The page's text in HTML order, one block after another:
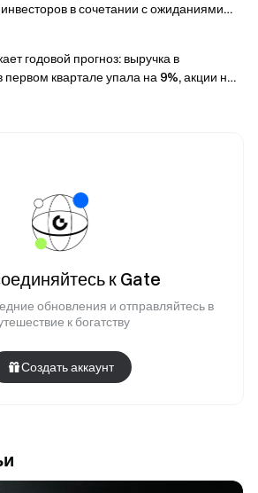
в сочетании с ожиданиями
стейкинга поддержали умеренный
годовой прогноз: выручка в
квартале упала на 9%, акции на
на 4,84%
к Gate
обновления и отправляйтесь в
к богатству
Создать аккаунт